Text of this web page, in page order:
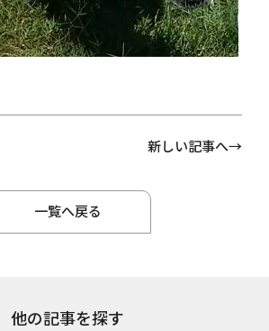
新しい記事へ
一覧へ戻る
他の記事を探す